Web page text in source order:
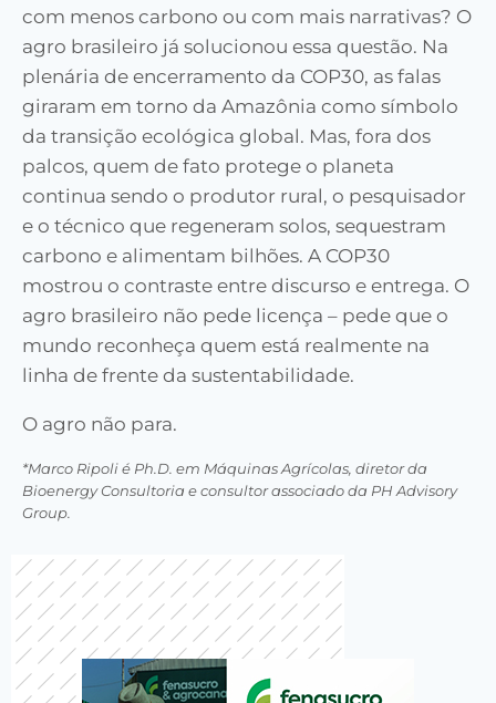
com menos carbono ou com mais narrativas? O
agro brasileiro já solucionou essa questão. Na
plenária de encerramento da COP30, as falas
giraram em torno da Amazônia como símbolo
da transição ecológica global. Mas, fora dos
palcos, quem de fato protege o planeta
continua sendo o produtor rural, o pesquisador
e o técnico que regeneram solos, sequestram
carbono e alimentam bilhões. A COP30
mostrou o contraste entre discurso e entrega. O
agro brasileiro não pede licença – pede que o
mundo reconheça quem está realmente na
linha de frente da sustentabilidade.
O agro não para.
*Marco Ripoli é Ph.D. em Máquinas Agrícolas, diretor da
Bioenergy Consultoria e consultor associado da PH Advisory
Group.